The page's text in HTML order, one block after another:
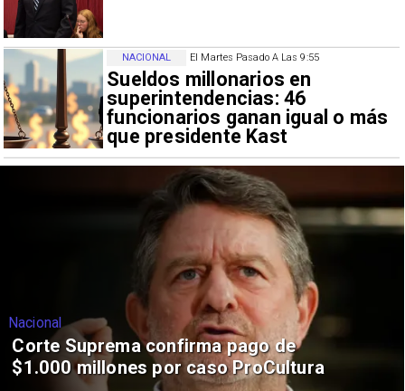
El Martes Pasado A Las 9:55
Sueldos millonarios en
superintendencias: 46
funcionarios ganan igual o más
que presidente Kast
NACIONAL
Nacional
Corte Suprema confirma pago de
$1.000 millones por caso ProCultura